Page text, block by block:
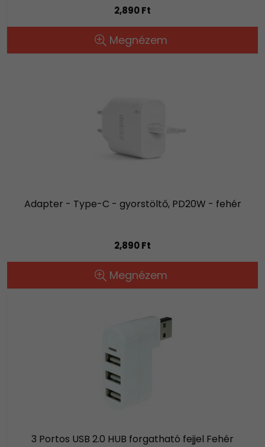
2,890 Ft
Megnézem
Adapter - Type-C - gyorstöltő, PD20W - fehér
2,890 Ft
Megnézem
3 Portos USB 2.0 HUB forgatható fejjel Fehér